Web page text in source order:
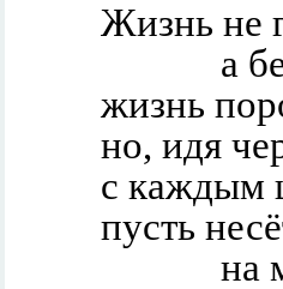
Жизнь не
а
жизнь
но, идя
с каждым
пусть
на